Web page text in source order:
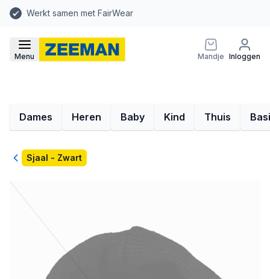
Werkt samen met FairWear
Menu Mandje Inloggen
Dames Heren Baby Kind Thuis
TerugSjaal - Zwart